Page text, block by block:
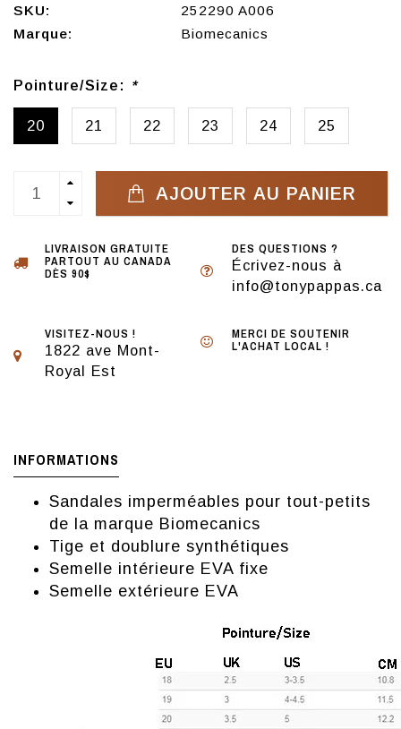
SKU:
252290 A006
Marque:
Biomecanics
Pointure/Size: *
20 21 22 23 24 25
AJOUTER AU PANIER
LIVRAISON GRATUITE
PARTOUT AU CANADA
DÈS 90$
DES QUESTIONS ?
Écrivez-nous à
info@tonypappas.ca
VISITEZ-NOUS !
1822 ave Mont-
Royal Est
MERCI DE SOUTENIR
L'ACHAT LOCAL !
INFORMATIONS
Sandales imperméables pour tout-petits
de la marque Biomecanics
Tige et doublure synthétiques
Semelle intérieure EVA fixe
Semelle extérieure EVA